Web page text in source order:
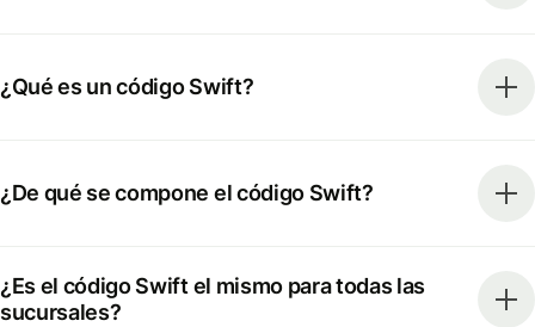
¿Qué es un código Swift?
¿De qué se compone el código Swift?
¿Es el código Swift el mismo para todas las
sucursales?